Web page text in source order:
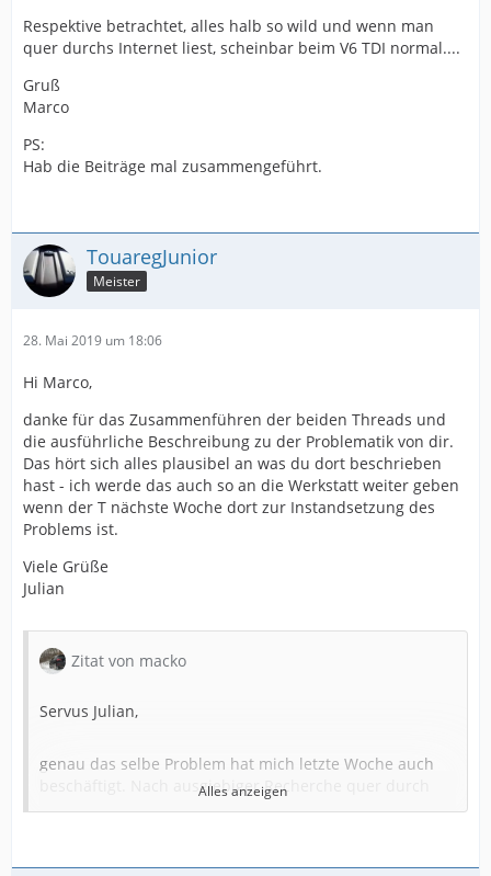
Respektive betrachtet, alles halb so wild und wenn man
quer durchs Internet liest, scheinbar beim V6 TDI normal....
Gruß
Marco
PS:
Hab die Beiträge mal zusammengeführt.
TouaregJunior
Meister
28. Mai 2019 um 18:06
Hi Marco,
danke für das Zusammenführen der beiden Threads und
die ausführliche Beschreibung zu der Problematik von dir.
Das hört sich alles plausibel an was du dort beschrieben
hast - ich werde das auch so an die Werkstatt weiter geben
wenn der T nächste Woche dort zur Instandsetzung des
Problems ist.
Viele Grüße
Julian
Zitat von macko
Servus Julian,
genau das selbe Problem hat mich letzte Woche auch
beschäftigt. Nach ausgiebiger Recherche quer durch
sämtliche Foren, kristallisierte sich heraus, dass ich
Alles anzeigen